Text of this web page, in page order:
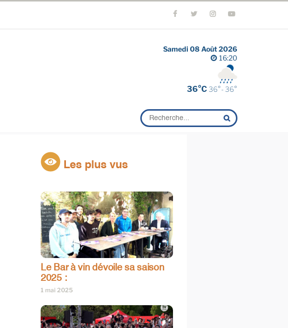
Samedi 08 Août 2026
16:20
36°C 36°- 36°
Les plus vus
Le Bar à vin dévoile sa saison
2025 :
1 mai 2025